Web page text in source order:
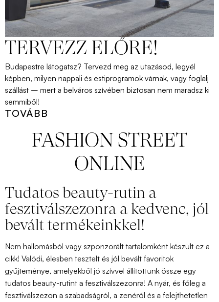
TERVEZZ ELŐRE!
Budapestre látogatsz? Tervezd meg az utazásod, legyél
képben, milyen nappali és estiprogramok várnak, vagy foglalj
szállást – mert a belváros szívében biztosan nem maradsz ki
semmiből!
TOVÁBB
FASHION STREET
ONLINE
Tudatos beauty-rutin a
fesztiválszezonra a kedvenc, jól
bevált termékeinkkel!
Nem hallomásból vagy szponzorált tartalomként készült ez a
cikk! Valódi, élesben tesztelt és jól bevált favoritok
gyűjteménye, amelyekből jó szívvel állítottunk össze egy
tudatos beauty-rutint a fesztiválszezonra! A nyár, és főleg a
fesztiválszezon a szabadságról, a zenéről és a felejthetetlen